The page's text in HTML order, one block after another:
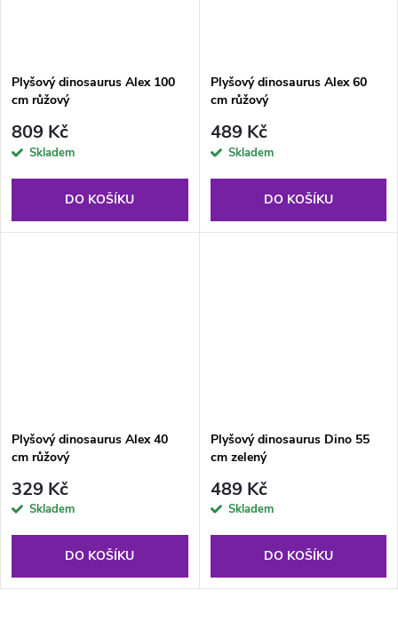
Plyšový dinosaurus Alex 100
cm růžový
809 Kč
Skladem
DO KOŠÍKU
Plyšový dinosaurus Alex 60
cm růžový
489 Kč
Skladem
DO KOŠÍKU
Plyšový dinosaurus Alex 40
cm růžový
329 Kč
Skladem
DO KOŠÍKU
Plyšový dinosaurus Dino 55
cm zelený
489 Kč
Skladem
DO KOŠÍKU